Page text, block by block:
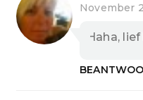
November
Haha, lief